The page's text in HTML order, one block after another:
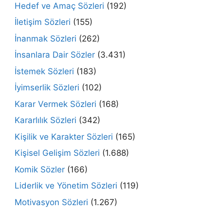
Hedef ve Amaç Sözleri (192)
İletişim Sözleri (155)
İnanmak Sözleri (262)
İnsanlara Dair Sözler (3.431)
İstemek Sözleri (183)
İyimserlik Sözleri (102)
Karar Vermek Sözleri (168)
Kararlılık Sözleri (342)
Kişilik ve Karakter Sözleri (165)
Kişisel Gelişim Sözleri (1.688)
Komik Sözler (166)
Liderlik ve Yönetim Sözleri (119)
Motivasyon Sözleri (1.267)